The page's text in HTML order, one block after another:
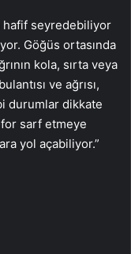
hafif seyredebiliyor
Göğüs ortasında
kola, sırta veya
ve ağrısı,
durumlar dikkate
sarf etmeye
yol açabiliyor.”